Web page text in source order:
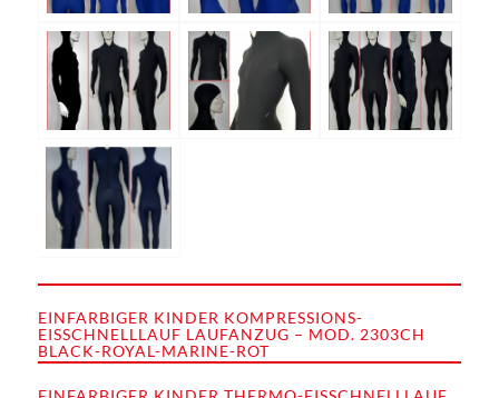
EINFARBIGER KINDER KOMPRESSIONS-
EISSCHNELLLAUF LAUFANZUG – MOD. 2303CH
BLACK-ROYAL-MARINE-ROT